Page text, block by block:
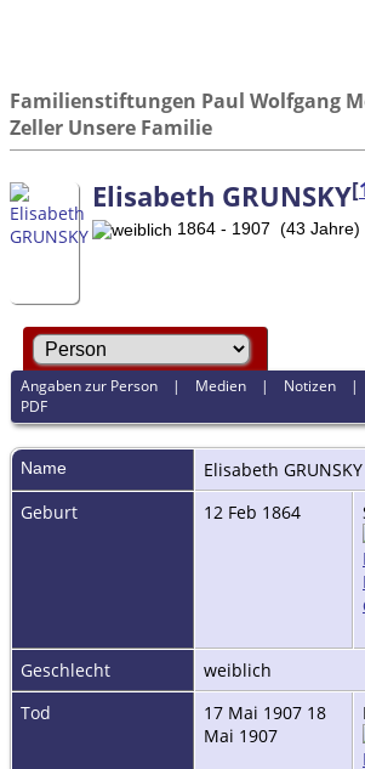
Familienstiftungen Paul Wolfgang
Zeller Unsere Familie
Elisabeth GRUNSKY[
1864 - 1907 (43 Jahre)
Angaben zur Person | Medien | Notizen
PDF
Name Elisabeth GRUNSKY
Geburt
12 Feb 1864
Geschlecht
weiblich
Tod
17 Mai 1907 18
Mai 1907